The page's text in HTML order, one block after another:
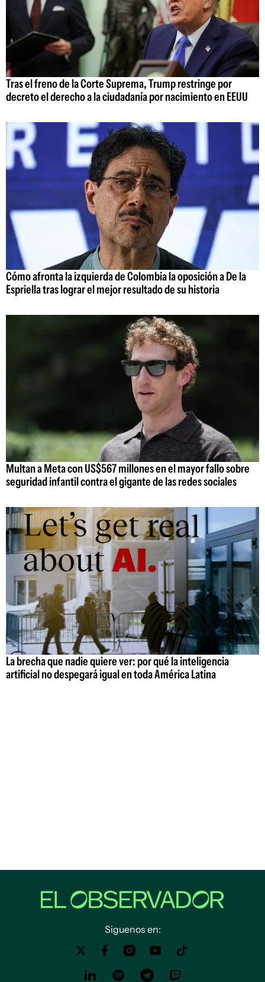
Tras el freno de la Corte Suprema, Trump restringe por
decreto el derecho a la ciudadanía por nacimiento en EEUU
Cómo afronta la izquierda de Colombia la oposición a De la
Espriella tras lograr el mejor resultado de su historia
Multan a Meta con US$567 millones en el mayor fallo sobre
seguridad infantil contra el gigante de las redes sociales
La brecha que nadie quiere ver: por qué la inteligencia
artificial no despegará igual en toda América Latina
Siguenos en: